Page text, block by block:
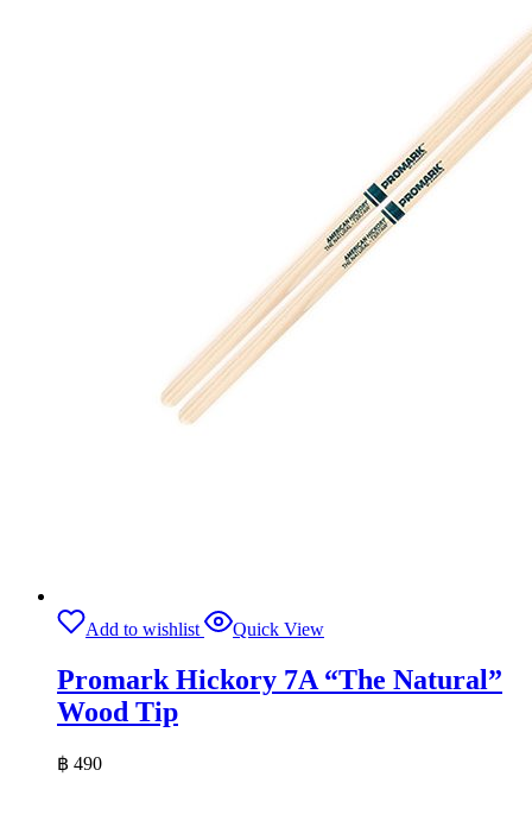
Add to wishlist Quick View
Promark Hickory 7A “The Natural”
Wood Tip
฿ 490